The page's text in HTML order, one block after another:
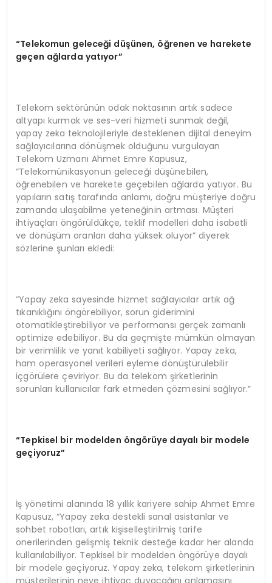
“Telekomun geleceği düşünen, öğrenen ve harekete
geçen ağlarda yatıyor”
Telekom sektörünün odak noktasının artık sadece
altyapı kurmak ve ses-veri hizmeti sunmak değil,
yapay zeka teknolojileriyle desteklenen dijital deneyim
sağlayıcılarına dönüşmek olduğunu vurgulayan
Telekom Uzmanı Ahmet Emre Kapusuz,
“Telekomünikasyonun geleceği düşünebilen,
öğrenebilen ve harekete geçebilen ağlarda yatıyor. Bu
yapıların satış tarafında anlamı, doğru müşteriye doğru
zamanda ulaşabilme yeteneğinin artması. Müşteri
ihtiyaçları öngörüldükçe, teklif modelleri daha isabetli
ve dönüşüm oranları daha yüksek oluyor” diyerek
sözlerine şunları ekledi:
“Yapay zeka sayesinde hizmet sağlayıcılar artık ağ
tıkanıklığını öngörebiliyor, sorun giderimini
otomatikleştirebiliyor ve performansı gerçek zamanlı
optimize edebiliyor. Bu da geçmişte mümkün olmayan
bir verimlilik ve yanıt kabiliyeti sağlıyor. Yapay zeka,
ham operasyonel verileri eyleme dönüştürülebilir
içgörülere çeviriyor. Bu da telekom şirketlerinin
sorunları kullanıcılar fark etmeden çözmesini sağlıyor.”
“Tepkisel bir modelden öngörüye dayalı bir modele
geçiyoruz”
İş yönetimi alanında 18 yıllık kariyere sahip Ahmet Emre
Kapusuz, “Yapay zeka destekli sanal asistanlar ve
sohbet robotları, artık kişiselleştirilmiş tarife
önerilerinden gelişmiş teknik desteğe kadar her alanda
kullanılabiliyor. Tepkisel bir modelden öngörüye dayalı
bir modele geçiyoruz. Yapay zeka, telekom şirketlerinin